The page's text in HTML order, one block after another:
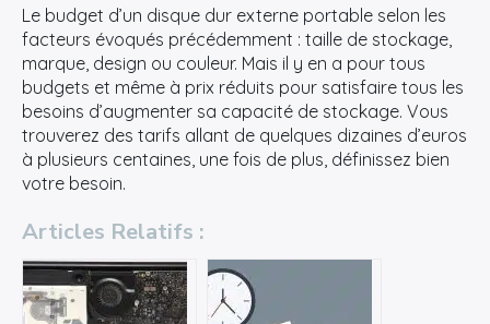
Le budget d’un disque dur externe portable selon les
facteurs évoqués précédemment : taille de stockage,
marque, design ou couleur. Mais il y en a pour tous
budgets et même à prix réduits pour satisfaire tous les
besoins d’augmenter sa capacité de stockage. Vous
trouverez des tarifs allant de quelques dizaines d’euros
à plusieurs centaines, une fois de plus, définissez bien
votre besoin.
Articles Relatifs :
: